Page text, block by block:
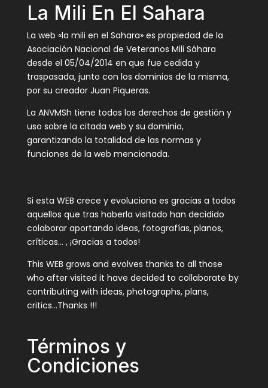
La Mili En El Sahara
La web «la mili en el Sahara» es propiedad de la
Asociación Nacional de Veteranos Mili Sáhara
desde el 05/04/2014 en que fue cedida y
traspasada, junto con los dominios de la misma,
por su creador Juan Piqueras.
La ANVMSh tiene todos los derechos de gestión y
uso sobre la citada web y su dominio,
garantizando la totalidad de las normas y
funciones de la web mencionada.
Si esta WEB crece y evoluciona es gracias a todos
aquellos que tras haberla visitado han decidido
colaborar aportando ideas, fotografías, planos,
críticas… , ¡Gracias a todos!
This WEB grows and evolves thanks to all those
who after visited it have decided to collaborate by
contributing with ideas, photographs, plans,
critics…Thanks !!!
Términos y
Condiciones